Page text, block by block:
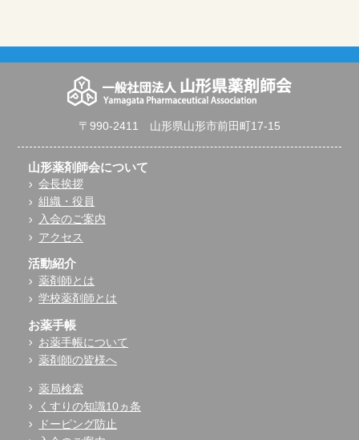
〒990-2411 山形県山形市前田町17-15
山形薬剤師会について
会長挨拶
組織・役員
入会のご案内
アクセス
活動紹介
薬剤師とは
学校薬剤師とは
お薬手帳
お薬手帳について
薬剤師の皆様へ
薬局検索
くすりの知識10ヵ条
ドーピング防止